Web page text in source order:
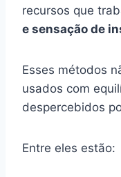
recursos que
e sensação de
Esses métodos
usados com
despercebidos
Entre eles estão: